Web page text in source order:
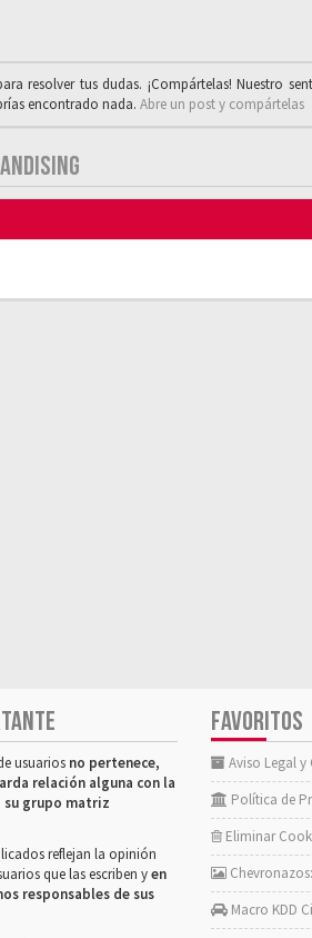
resolver tus dudas. ¡Compártelas! Nuestro
encontrado nada. Abre un post y compártelas
usuarios no pertenece,
relación alguna con la
su grupo matriz
reflejan la opinión
que las escriben yen
responsables de sus
FAVORITOS
Aviso Legal y
Política de
Eliminar
Macro KDD